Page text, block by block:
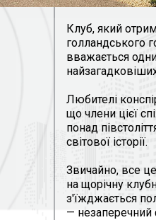
Клуб, який
голландського
вважається
Любителі
що члени цієї
понад
світової історії.
Звичайно, все
на щорічну
з'їжджається
— незаперечний